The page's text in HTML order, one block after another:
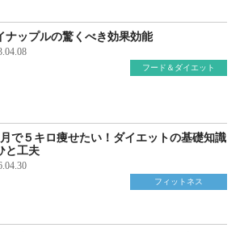
ナップルの驚くべき効果効能
フード＆ダイエット
で５キロ痩せたい！ダイエットの基礎知識
と工夫
フィットネス